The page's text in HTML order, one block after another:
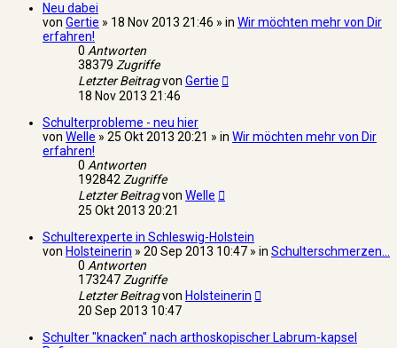
Neu dabei
von Gertie » 18 Nov 2013 21:46 » in Wir möchten mehr von Dir
erfahren!
0 Antworten
38379 Zugriffe
Letzter Beitragvon Gertie
18 Nov 2013 21:46
Schulterprobleme - neu hier
von Welle » 25 Okt 2013 20:21 » in Wir möchten mehr von Dir
erfahren!
0 Antworten
192842Zugriffe
Letzter Beitragvon Welle
25 Okt 2013 20:21
Schulterexperte in Schleswig-Holstein
von Holsteinerin » 20 Sep 2013 10:47 » in Schulterschmerzen...
0 Antworten
173247Zugriffe
Letzter Beitragvon Holsteinerin
20 Sep 2013 10:47
Schulter "knacken" nach arthoskopischer Labrum-kapsel